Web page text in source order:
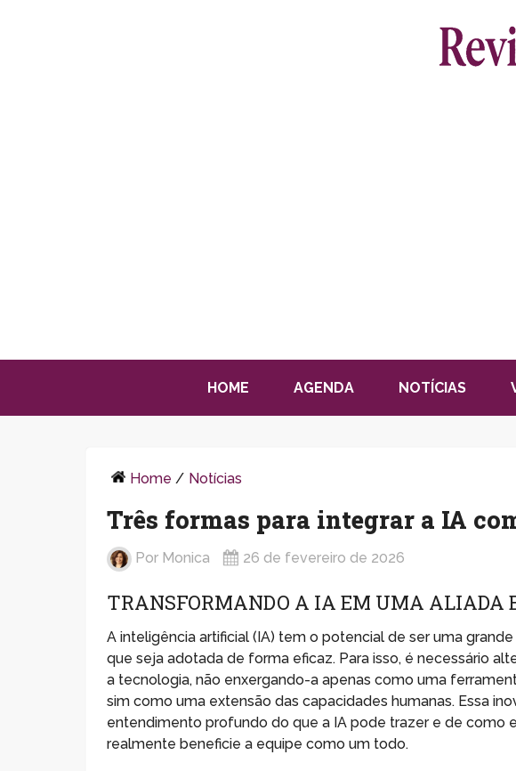
HOME AGENDA NOTÍCIAS
Home / Notícias
Três formas para integrar a IA
Por Monica 26 de fevereiro de 2026
TRANSFORMANDO A IA EM UMA ALIADA
A inteligência artificial (IA) tem o potencial de ser uma
que seja adotada de forma eficaz. Para isso, é necessário
a tecnologia, não enxergando-a apenas como uma
sim como uma extensão das capacidades humanas. Essa
entendimento profundo do que a IA pode trazer e de como
realmente beneficie a equipe como um todo.